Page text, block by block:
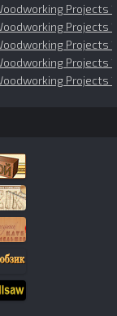
Projects
Projects
Projects
Projects
Projects